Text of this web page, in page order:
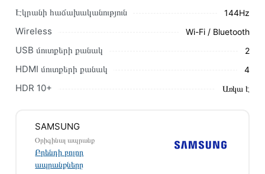
Կայքում տվյալ ապրանքի՝ Հեռուստացույց SAMSUNG
QE65QN90FAUXRU առաքման և վճարման պայմանները
Մեր պրոֆեսիոնալ մենեջերները կմշակեն պատվերը և
կկապվեն ձեզ հետ՝ համաձայնեցնելու առաքման
պայմանները։ Նախքան առցանց պատվեր տեղադրելը,
Տվյալ ապրանքը սետիֆիկացված է և համպատասխանում է
բոլոր ստանդարտներին։ Գնված ապրանքի վերադարձը
կատարվում է 14 օրվա ընթացքում:
Էկրանի հաճախականություն 144Hz
Wireless Wi-Fi / Bluetooth
USB մուտքերի քանակ 2
HDMI մուտքերի քանակ 4
HDR 10+ Առկա է
SAMSUNG
Օրիգինալ ապրանք
Բրենդի բոլոր
ապրանքները